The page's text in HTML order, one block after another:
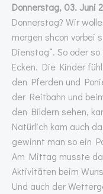
Donnerstag, 03. Juni
Donnerstag? Wir
morgen shcon vorbei
Dienstag“. So oder
Ecken. Die Kinder
den Pferden und
der Reitbahn und
den Bildern sehen,
Natürlich kam auch
gewinnt man so ein
Am Mittag musste
Aktivitäten beim
Und auch der